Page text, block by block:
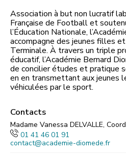
Association à but non lucratif
Française de Football et
l’Éducation Nationale,
accompagne des jeunes filles
Terminale. À travers un triple
éducatif, l’Académie Bernard
de concilier études et pratique
en en transmettant aux jeunes
véhiculées par le sport.
Contacts
Madame Vanessa DELVALLE,
01 41 46 01 91
contact@academie-diomede.fr